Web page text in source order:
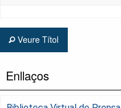
Veure Títol
Enllaços